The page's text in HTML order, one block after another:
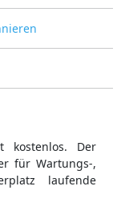
kostenlos. Der
für Wartungs-,
laufende